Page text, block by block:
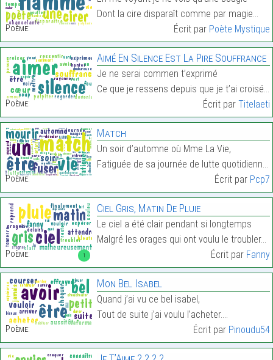
Poème:
Dont la cire disparaît comme par magie…
Écrit par Poète Mystique
Poème:
Aimé En Silence Est La Pire Souffrance
Je ne serai commen t’exprimé
Ce que je ressens depuis que je t’ai croisé…
Écrit par Titelaeti
Poème:
Match
Un soir d’automne où Mme La Vie,
Fatiguée de sa journée de lutte quotidienne pour s…
Écrit par Pcp7
1
Poème:
Ciel Gris, Matin De Pluie
Le ciel a été clair pendant si longtemps
Malgré les orages qui ont voulu le troubler…
Écrit par Fanny
Poème:
Mon Bel Isabel
Quand j’ai vu ce bel isabel,
Tout de suite j’ai voulu l’acheter.…
Écrit par Pinoudu54